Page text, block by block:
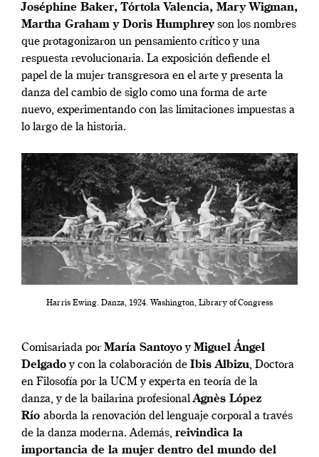
Joséphine Baker, Tórtola Valencia, Mary Wigman,
Martha Graham y Doris Humphreyson los nombres
que protagonizaron un pensamiento crítico y una
respuesta revolucionaria. La exposición defiende el
papel de la mujer transgresora en el arte y presenta la
danza del cambio de siglo como una forma de arte
nuevo, experimentando con las limitaciones impuestas a
lo largo de la historia.
Harris Ewing. Danza, 1924. Washington, Library of Congress
Comisariada porMaría SantoyoyMiguel Ángel
Delgadoy con la colaboración de Ibis Albizu, Doctora
en Filosofía por la UCM y experta en teoría de la
danza, yde la bailarina profesionalAgnès López
Río aborda la renovación del lenguaje corporal a través
de la danza moderna. Además, reivindica la
importancia de la mujer dentro del mundo del